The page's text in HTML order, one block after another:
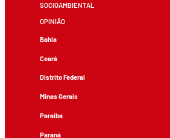
SOCIOAMBIENTAL
OPINIÃO
Bahia
Ceará
Distrito Federal
Minas Gerais
Paraíba
Paraná